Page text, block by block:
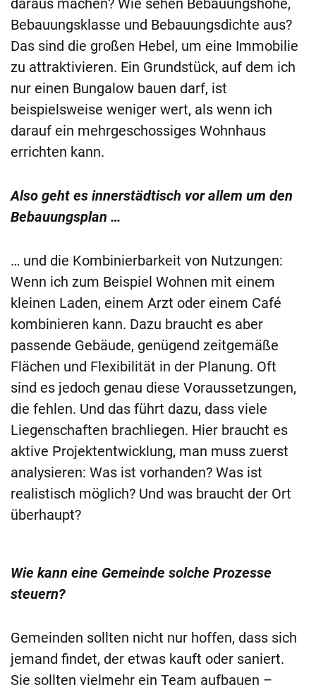
daraus machen? Wie sehen Bebauungshöhe,
Bebauungsklasse und Bebauungsdichte aus?
Das sind die großen Hebel, um eine Immobilie
zu attraktivieren. Ein Grundstück, auf dem ich
nur einen Bungalow bauen darf, ist
beispielsweise weniger wert, als wenn ich
darauf ein mehrgeschossiges Wohnhaus
errichten kann.
Also geht es innerstädtisch vor allem um den
Bebauungsplan …
… und die Kombinierbarkeit von Nutzungen:
Wenn ich zum Beispiel Wohnen mit einem
kleinen Laden, einem Arzt oder einem Café
kombinieren kann. Dazu braucht es aber
passende Gebäude, genügend zeitgemäße
Flächen und Flexibilität in der Planung. Oft
sind es jedoch genau diese Voraussetzungen,
die fehlen. Und das führt dazu, dass viele
Liegenschaften brachliegen. Hier braucht es
aktive Projektentwicklung, man muss zuerst
analysieren: Was ist vorhanden? Was ist
realistisch möglich? Und was braucht der Ort
überhaupt?
Wie kann eine Gemeinde solche Prozesse
steuern?
Gemeinden sollten nicht nur hoffen, dass sich
jemand findet, der etwas kauft oder saniert.
Sie sollten vielmehr ein Team aufbauen –